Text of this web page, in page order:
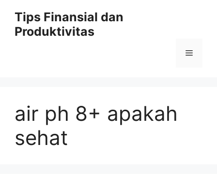
content
Tips Finansial dan
Produktivitas
Menu
air ph 8+ apakah
sehat